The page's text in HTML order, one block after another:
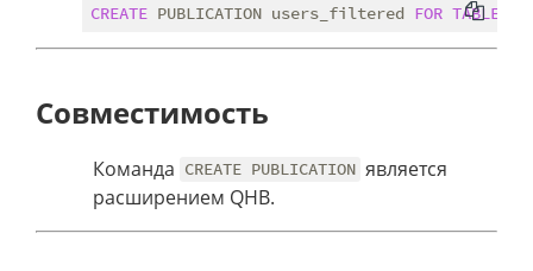
CREATE PUBLICATION users_filtered FOR TABLE
Совместимость
Команда CREATE PUBLICATION является
расширением QHB.